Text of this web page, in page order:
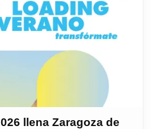
llena Zaragoza de